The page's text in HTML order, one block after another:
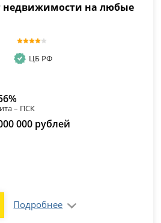
недвижимости на любые
ЦБ РФ
– ПСК
000 рублей
Подробнее